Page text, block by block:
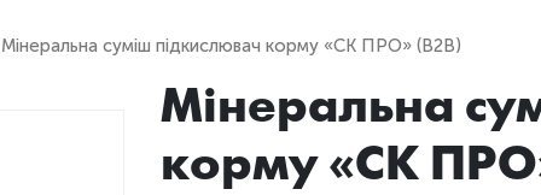
суміш підкислювач корму «СК ПРО» (B2B)
Мінеральна
корму «СК